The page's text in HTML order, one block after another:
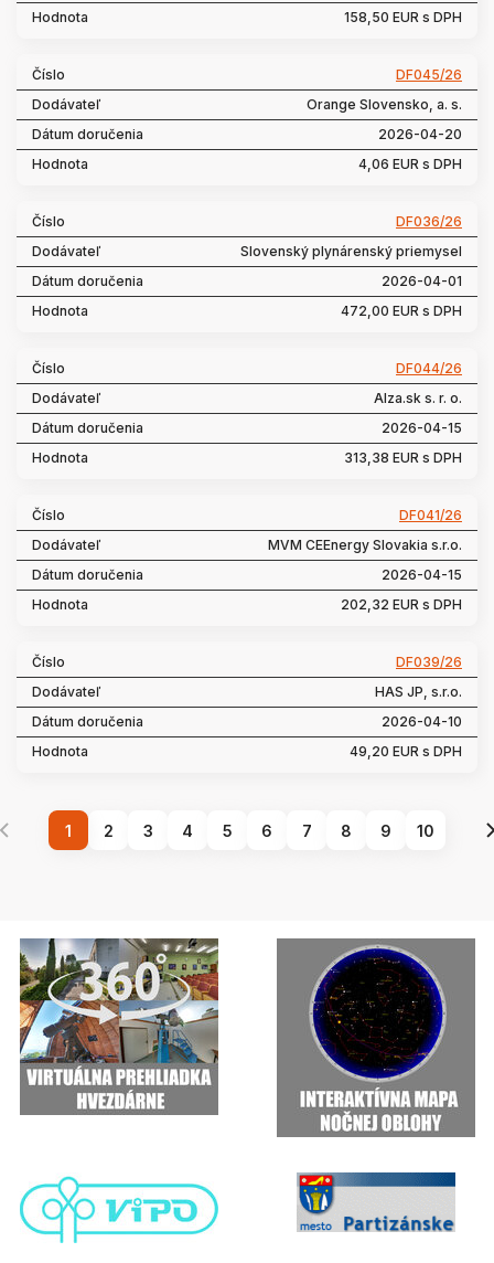
158,50 EUR s DPH
DF045/26
Orange Slovensko, a. s.
2026-04-20
4,06 EUR s DPH
DF036/26
Slovenský plynárenský priemysel
2026-04-01
472,00 EUR s DPH
DF044/26
Alza.sk s. r. o.
2026-04-15
313,38 EUR s DPH
DF041/26
MVM CEEnergy Slovakia s.r.o.
2026-04-15
202,32 EUR s DPH
DF039/26
HAS JP, s.r.o.
2026-04-10
49,20 EUR s DPH
1 2 3 4 5 6 7 8 9 10